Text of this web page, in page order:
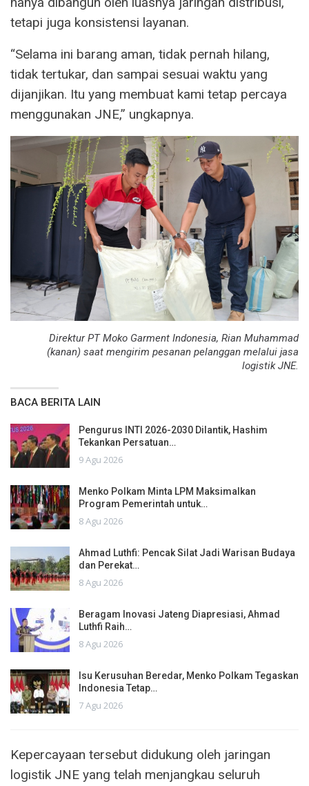
tetapi juga konsistensi layanan.
“Selama ini barang aman, tidak pernah hilang,
tidak tertukar, dan sampai sesuai waktu yang
dijanjikan. Itu yang membuat kami tetap percaya
menggunakan JNE,” ungkapnya.
Direktur PT Moko Garment Indonesia, Rian Muhammad
(kanan) saat mengirim pesanan pelanggan melalui jasa
logistik JNE.
BACA BERITA LAIN
Pengurus INTI 2026-2030 Dilantik, Hashim
Tekankan Persatuan…
9 Agu 2026
Menko Polkam Minta LPM Maksimalkan
Program Pemerintah untuk…
8 Agu 2026
Ahmad Luthfi: Pencak Silat Jadi Warisan Budaya
dan Perekat…
8 Agu 2026
Beragam Inovasi Jateng Diapresiasi, Ahmad
Luthfi Raih…
8 Agu 2026
Isu Kerusuhan Beredar, Menko Polkam Tegaskan
Indonesia Tetap…
7 Agu 2026
Kepercayaan tersebut didukung oleh jaringan
logistik JNE yang telah menjangkau seluruh